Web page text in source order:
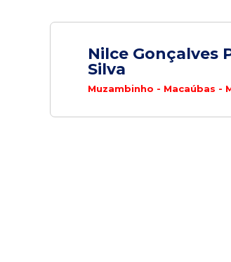
Nilce Gonçalves
Silva
Muzambinho - Macaúbas -